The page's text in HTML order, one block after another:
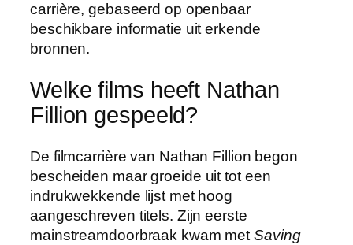
carrière, gebaseerd op openbaar
beschikbare informatie uit erkende
bronnen.
Welke films heeft Nathan
Fillion gespeeld?
De filmcarrière van Nathan Fillion begon
bescheiden maar groeide uit tot een
indrukwekkende lijst met hoog
aangeschreven titels. Zijn eerste
mainstreamdoorbraak kwam metSaving